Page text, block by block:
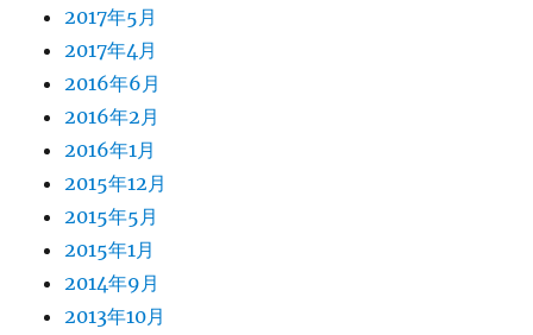
2017年5月
2017年4月
2016年6月
2016年2月
2016年1月
2015年12月
2015年5月
2015年1月
2014年9月
2013年10月